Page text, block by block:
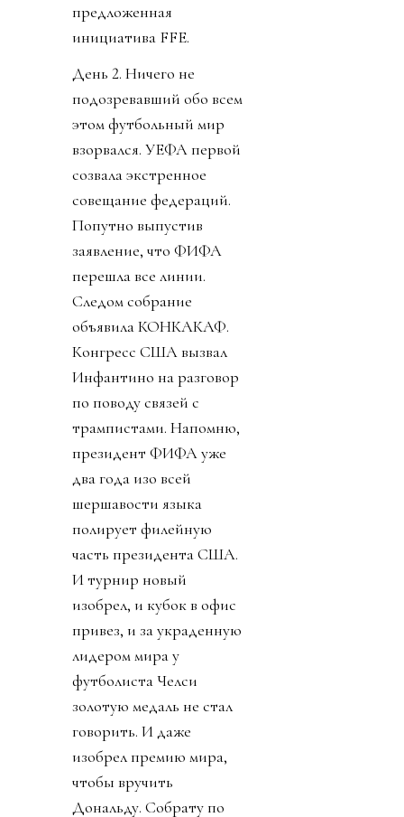
предложенная
инициатива FFE.
День 2. Ничего не
подозревавший обо всем
этом футбольный мир
взорвался. УЕФА первой
созвала экстренное
совещание федераций.
Попутно выпустив
заявление, что ФИФА
перешла все линии.
Следом собрание
объявила КОНКАКАФ.
Конгресс США вызвал
Инфантино на разговор
по поводу связей с
трампистами. Напомню,
президент ФИФА уже
два года изо всей
шершавости языка
полирует филейную
часть президента США.
И турнир новый
изобрел, и кубок в офис
привез, и за украденную
лидером мира у
футболиста Челси
золотую медаль не стал
говорить. И даже
изобрел премию мира,
чтобы вручить
Дональду. Собрату по